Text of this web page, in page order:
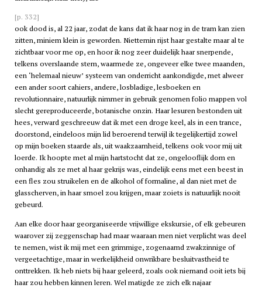
[p. 332]
ook dood is, al 22 jaar, zodat de kans dat ik haar nog in de tram kan zien
zitten, miniem klein is geworden. Niettemin rijst haar gestalte maar al te
zichtbaar voor me op, en hoor ik nog zeer duidelijk haar snerpende,
telkens overslaande stem, waarmede ze, ongeveer elke twee maanden,
een ‘helemaal nieuw’ systeem van onderricht aankondigde, met alweer
een ander soort cahiers, andere, losbladige, lesboeken en
revolutionnaire, natuurlijk nimmer in gebruik genomen folio mappen vol
slecht gereproduceerde, botanische onzin. Haar lesuren bestonden uit
hees, verward geschreeuw dat ik met een droge keel, als in een trance,
doorstond, eindeloos mijn lid beroerend terwijl ik tegelijkertijd zowel
op mijn boeken staarde als, uit waakzaamheid, telkens ook voor mij uit
loerde. Ik hoopte met al mijn hartstocht dat ze, ongelooflijk dom en
onhandig als ze met al haar gekrijs was, eindelijk eens met een beest in
een fles zou struikelen en de alkohol of formaline, al dan niet met de
glasscherven, in haar smoel zou krijgen, maar zoiets is natuurlijk nooit
gebeurd.
Aan elke door haar georganiseerde vrijwillige ekskursie, of elk gebeuren
waarover zij zeggenschap had maar waaraan men niet verplicht was deel
te nemen, wist ik mij met een grimmige, zogenaamd zwakzinnige of
vergeetachtige, maar in werkelijkheid onwrikbare besluitvastheid te
onttrekken. Ik heb niets bij haar geleerd, zoals ook niemand ooit iets bij
haar zou hebben kinnen leren. Wel matigde ze zich elk najaar